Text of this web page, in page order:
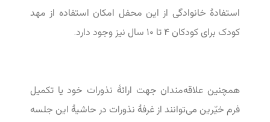
استفادۀ خانوادگی از این محفل امکان استفاده از مهد
کودک برای کودکان ۴ تا ۱۰ سال نیز وجود دارد.
همچنین علاقه‌مندان جهت ارائۀ نذورات خود یا تکمیل
فرم خیّرین می‌توانند از غرفۀ نذورات در حاشیۀ این جلسه